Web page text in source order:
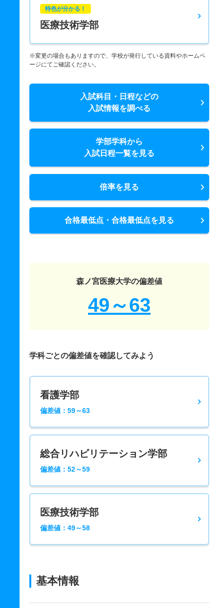
特色が分かる！
医療技術学部
※変更の場合もありますので、学校が発行している資料やホームペ
ージにてご確認ください。
入試科目・日程などの
入試情報を調べる
学部学科から
入試日程一覧を見る
倍率を見る
合格最低点・合格最低点を見る
森ノ宮医療大学の偏差値
49～63
学科ごとの偏差値を確認してみよう
看護学部
偏差値：59～63
総合リハビリテーション学部
偏差値：52～59
医療技術学部
偏差値：49～58
基本情報